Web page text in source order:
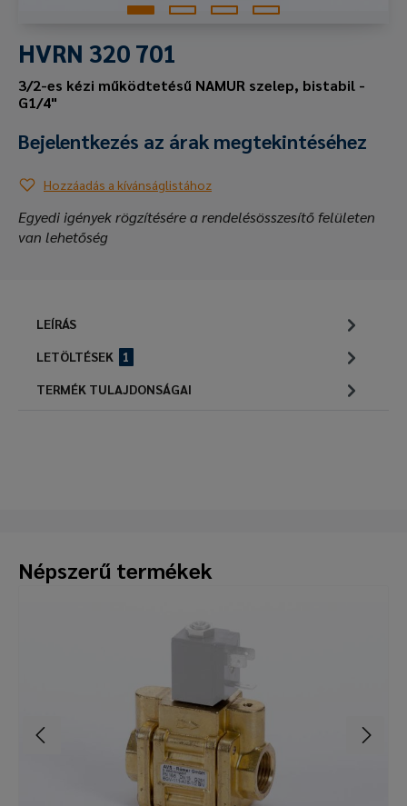
HVRN 320 701
3/2-es kézi működtetésű NAMUR szelep, bistabil -
G1/4"
Bejelentkezés az árak megtekintéséhez
Hozzáadás a kívánságlistához
Egyedi igények rögzítésére a rendelésösszesítő felületen
van lehetőség
LEÍRÁS
LETÖLTÉSEK
1
TERMÉK TULAJDONSÁGAI
Népszerű termékek